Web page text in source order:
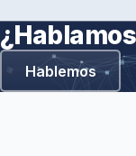
Hablemos